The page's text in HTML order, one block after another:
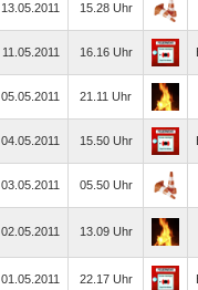
13.05.2011 15.28 Uhr
11.05.2011 16.16 Uhr
05.05.2011 21.11 Uhr
04.05.2011 15.50 Uhr
03.05.2011 05.50 Uhr
02.05.2011 13.09 Uhr
01.05.2011 22.17 Uhr